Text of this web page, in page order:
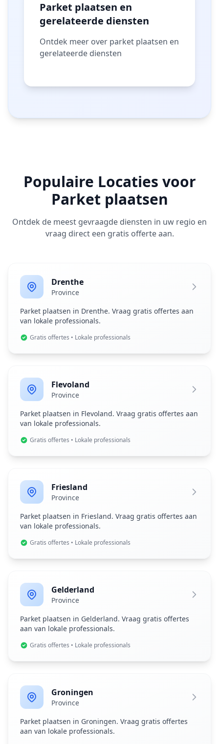
Parket plaatsen en
gerelateerde diensten
Ontdek meer over parket plaatsen en
gerelateerde diensten
Populaire Locaties voor
Parket plaatsen
Ontdek de meest gevraagde diensten in uw regio en
vraag direct een gratis offerte aan.
Drenthe
Province
Parket plaatsen in Drenthe. Vraag gratis offertes aan
van lokale professionals.
Gratis offertes • Lokale professionals
Flevoland
Province
Parket plaatsen in Flevoland. Vraag gratis offertes aan
van lokale professionals.
Gratis offertes • Lokale professionals
Friesland
Province
Parket plaatsen in Friesland. Vraag gratis offertes aan
van lokale professionals.
Gratis offertes • Lokale professionals
Gelderland
Province
Parket plaatsen in Gelderland. Vraag gratis offertes
aan van lokale professionals.
Gratis offertes • Lokale professionals
Groningen
Province
Parket plaatsen in Groningen. Vraag gratis offertes
aan van lokale professionals.